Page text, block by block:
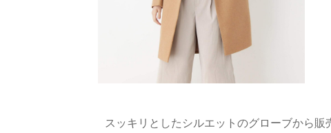
スッキリとしたシルエットのグローブから